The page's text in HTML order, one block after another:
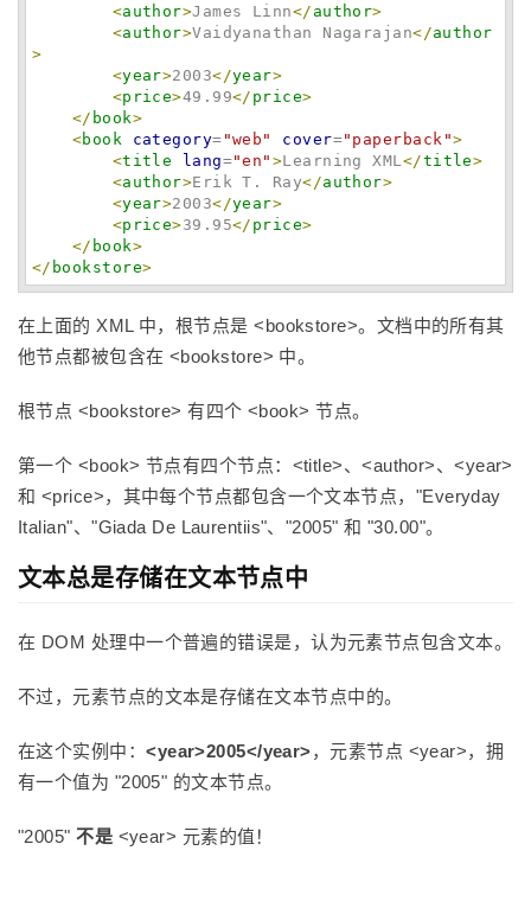
<author>James Linn</ author>
<author>Vaidyanathan Nagarajan</author
>
<year>2003</year>
<price>49.99</ price>
</ book>
<book category= "web " cover=" paperback ">
<title lang="en " >Learning XML</title>
<author>Erik T. Ray</author>
<year>2003</year>
<price>39.95</ price>
</ book>
</ bookstore>
在上面的 XML 中，根节点是 <bookstore>。文档中的所有其
他节点都被包含在 <bookstore> 中。
根节点 <bookstore> 有四个 <book> 节点。
第一个 <book> 节点有四个节点：<title>、<author>、<year>
和 <price>，其中每个节点都包含一个文本节点，"Everyday
Italian"、"Giada De Laurentiis"、"2005" 和 "30.00"。
文本总是存储在文本节点中
在 DOM 处理中一个普遍的错误是，认为元素节点包含文本。
不过，元素节点的文本是存储在文本节点中的。
在这个实例中：<year>2005</year>，元素节点 <year>，拥
有一个值为 "2005" 的文本节点。
"2005"不是 <year> 元素的值！